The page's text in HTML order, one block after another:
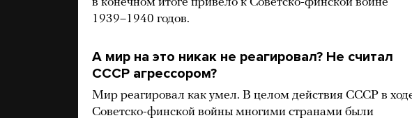
1939–1940 годов.
А мир на это никак не реагировал? Не считал
СССР агрессором?
Мир реагировал как умел. В целом действия СССР в
Советско-финской войны многими странами были